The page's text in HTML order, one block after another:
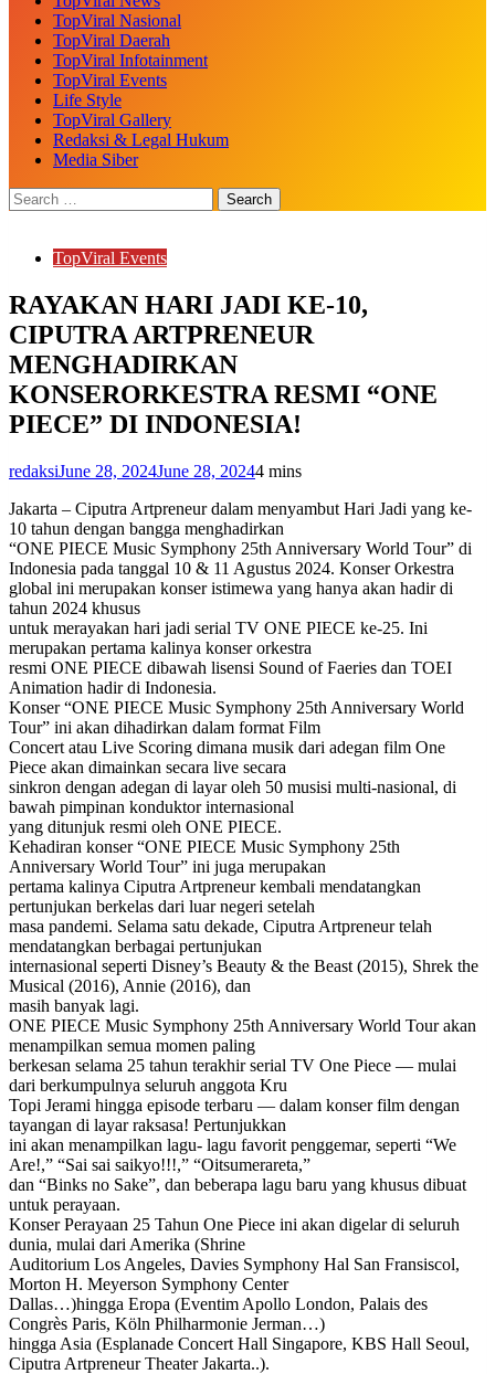
TopViral Nasional
TopViral Daerah
TopViral Infotainment
TopViral Events
Life Style
TopViral Gallery
Redaksi & Legal Hukum
Media Siber
TopViral Events
RAYAKAN HARI JADI KE-10,
CIPUTRA ARTPRENEUR
MENGHADIRKAN
KONSERORKESTRA RESMI “ONE
PIECE” DI INDONESIA!
redaksiJune 28, 2024June 28, 20244 mins
Jakarta – Ciputra Artpreneur dalam menyambut Hari Jadi yang ke-
10 tahun dengan bangga menghadirkan
“ONE PIECE Music Symphony 25th Anniversary World Tour” di
Indonesia pada tanggal 10 & 11 Agustus 2024. Konser Orkestra
global ini merupakan konser istimewa yang hanya akan hadir di
tahun 2024 khusus
untuk merayakan hari jadi serial TV ONE PIECE ke-25. Ini
merupakan pertama kalinya konser orkestra
resmi ONE PIECE dibawah lisensi Sound of Faeries dan TOEI
Animation hadir di Indonesia.
Konser “ONE PIECE Music Symphony 25th Anniversary World
Tour” ini akan dihadirkan dalam format Film
Concert atau Live Scoring dimana musik dari adegan film One
Piece akan dimainkan secara live secara
sinkron dengan adegan di layar oleh 50 musisi multi-nasional, di
bawah pimpinan konduktor internasional
yang ditunjuk resmi oleh ONE PIECE.
Kehadiran konser “ONE PIECE Music Symphony 25th
Anniversary World Tour” ini juga merupakan
pertama kalinya Ciputra Artpreneur kembali mendatangkan
pertunjukan berkelas dari luar negeri setelah
masa pandemi. Selama satu dekade, Ciputra Artpreneur telah
mendatangkan berbagai pertunjukan
internasional seperti Disney’s Beauty & the Beast (2015), Shrek the
Musical (2016), Annie (2016), dan
masih banyak lagi.
ONE PIECE Music Symphony 25th Anniversary World Tour akan
menampilkan semua momen paling
berkesan selama 25 tahun terakhir serial TV One Piece — mulai
dari berkumpulnya seluruh anggota Kru
Topi Jerami hingga episode terbaru — dalam konser film dengan
tayangan di layar raksasa! Pertunjukkan
ini akan menampilkan lagu- lagu favorit penggemar, seperti “We
Are!,” “Sai sai saikyo!!!,” “Oitsumerareta,”
dan “Binks no Sake”, dan beberapa lagu baru yang khusus dibuat
untuk perayaan.
Konser Perayaan 25 Tahun One Piece ini akan digelar di seluruh
dunia, mulai dari Amerika (Shrine
Auditorium Los Angeles, Davies Symphony Hal San Fransiscol,
Morton H. Meyerson Symphony Center
Dallas…)hingga Eropa (Eventim Apollo London, Palais des
Congrès Paris, Köln Philharmonie Jerman…)
hingga Asia (Esplanade Concert Hall Singapore, KBS Hall Seoul,
Ciputra Artpreneur Theater Jakarta..).